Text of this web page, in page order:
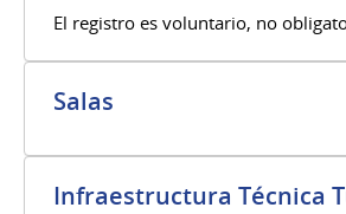
El registro es voluntario, no
Salas
Infraestructura Técnica